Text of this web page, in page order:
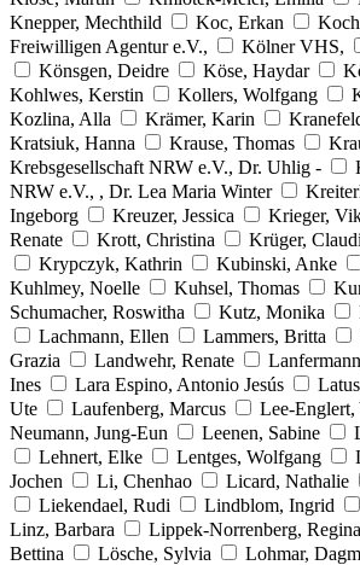
Knepper, Mechthild
Koc, Erkan
Freiwilligen Agentur e.V.,
Kölner VHS,
Könsgen, Deidre
Köse, Haydar
Kohlwes, Kerstin
Kollers, Wolfgang
Kozlina, Alla
Krämer, Karin
Kratsiuk, Hanna
Krause, Thomas
Krebsgesellschaft NRW e.V., Dr. Uhlig -
NRW e.V., , Dr. Lea Maria Winter
Ingeborg
Kreuzer, Jessica Krieger,
Renate
Krott, Christina Krüger,
Krypczyk, Kathrin
Kubinski, Anke
Kuhlmey, Noelle
Kuhsel, Thomas
Schumacher, Roswitha
Kutz, Monika
Lachmann, Ellen
Lammers, Britta
Grazia
Landwehr, Renate
Ines
Lara Espino, Antonio Jesús
Ute
Laufenberg, Marcus Lee-Englert,
Neumann, Jung-Eun
Leenen, Sabine
Lehnert, Elke
Lentges, Wolfgang
Jochen
Li, Chenhao Licard, Nathalie
Liekendael, Rudi
Lindblom, Ingrid
Linz, Barbara
Lippek-Norrenberg, Regina
Bettina
Lösche, Sylvia Lohmar,